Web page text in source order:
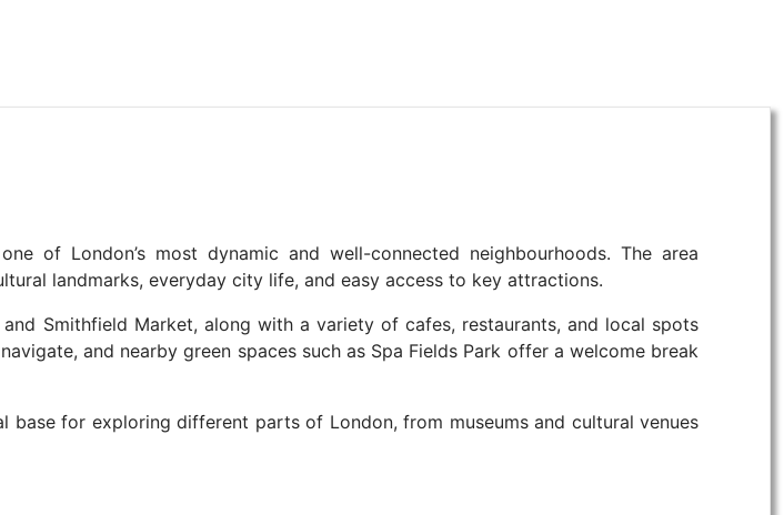
of London’s most dynamic and well-connected neighbourhoods. The area
landmarks, everyday city life, and easy access to key attractions.
Smithfield Market, along with a variety of cafes, restaurants, and local spots
and nearby green spaces such as Spa Fields Park offer a welcome break
for exploring different parts of London, from museums and cultural venues